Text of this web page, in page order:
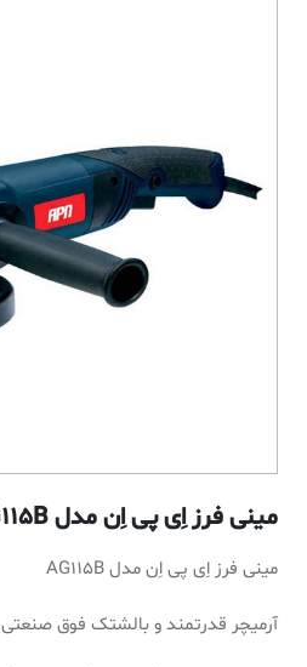
مینی فرز اِی پی اِن مدل AG115B
مینی فرز اِی پی اِن مدل AG115B
آرمیچر قدرتمند و بالشتک فوق صنعتی